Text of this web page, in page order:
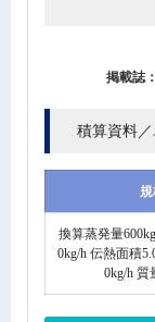
掲載誌
積算資料
換算蒸発量
0kg/h 伝熱面積
0kg/h 質